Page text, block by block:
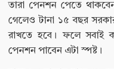
তারা পেনশন পেতে
গেলেও টানা ১৫ বছর
রাখতে হবে। ফলে সবাই
পেনশন পাবেন এটা স্পষ্ট।